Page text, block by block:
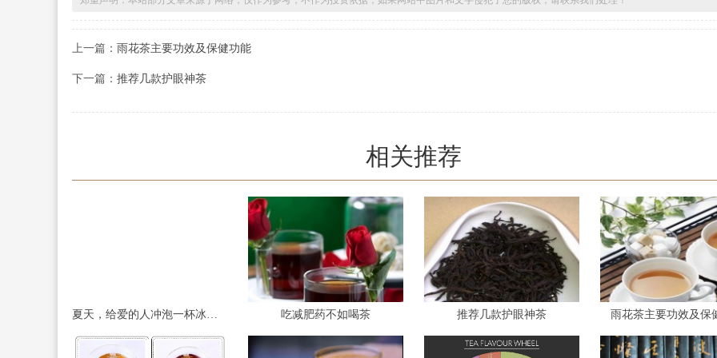
上一篇： 雨花茶主要功效及保健功能
下一篇： 推荐几款护眼神茶
相关推荐
吃减肥药不如喝茶 推荐几款护眼神茶 雨花茶主要功效及保